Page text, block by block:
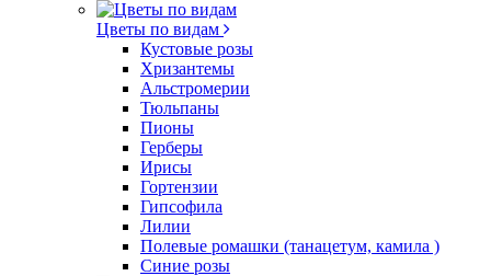
Цветы по видам
Кустовые розы
Хризантемы
Альстромерии
Тюльпаны
Пионы
Герберы
Ирисы
Гортензии
Гипсофила
Лилии
Полевые ромашки (танацетум, камила )
Синие розы